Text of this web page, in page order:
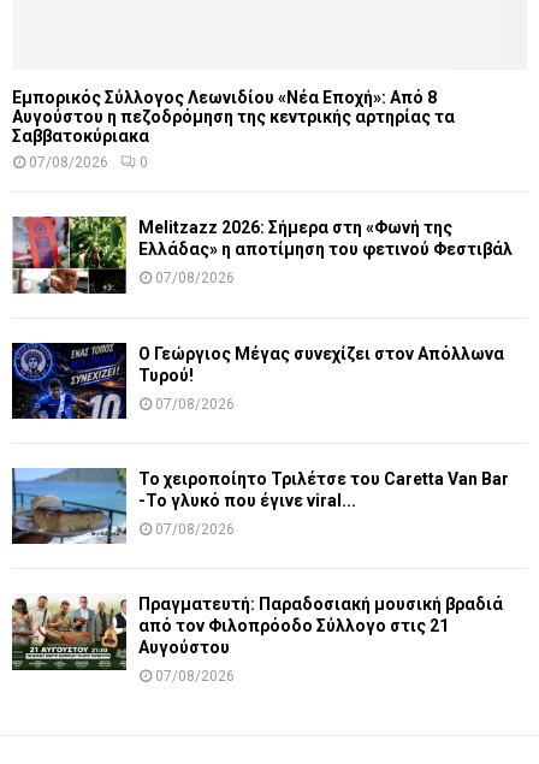
Εμπορικός Σύλλογος Λεωνιδίου «Νέα Εποχή»: Από 8
Αυγούστου η πεζοδρόμηση της κεντρικής αρτηρίας τα
Σαββατοκύριακα
07/08/2026 0
Melitzazz 2026: Σήμερα στη «Φωνή της
Ελλάδας» η αποτίμηση του φετινού Φεστιβάλ
07/08/2026
Ο Γεώργιος Μέγας συνεχίζει στον Απόλλωνα
Τυρού!
07/08/2026
Το χειροποίητο Τριλέτσε του Caretta Van Bar
-Το γλυκό που έγινε viral...
07/08/2026
Πραγματευτή: Παραδοσιακή μουσική βραδιά
από τον Φιλοπρόοδο Σύλλογο στις 21
Αυγούστου
07/08/2026